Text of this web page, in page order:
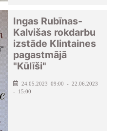
Ingas Rubīnas-
Kalvišas rokdarbu
izstāde Klintaines
pagastmājā
"Kūlīši"
24.05.2023 09:00 - 22.06.2023
- 15:00